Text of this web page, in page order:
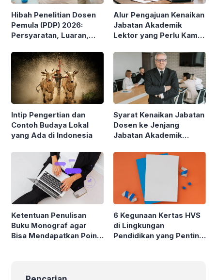
Hibah Penelitian Dosen
Pemula (PDP) 2026:
Persyaratan, Luaran,
hingga Jangka Waktu
Penelitian
Alur Pengajuan Kenaikan
Jabatan Akademik
Lektor yang Perlu Kamu
Intip Pengertian dan
Contoh Budaya Lokal
yang Ada di Indonesia
Syarat Kenaikan Jabatan
Dosen ke Jenjang
Jabatan Akademik
Ketentuan Penulisan
Buku Monograf agar
Bisa Mendapatkan Poin
6 Kegunaan Kertas HVS
di Lingkungan
Pendidikan yang Penting